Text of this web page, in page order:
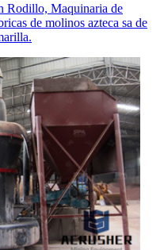
Rodillo, Maquinaria de
de molinos azteca sa de